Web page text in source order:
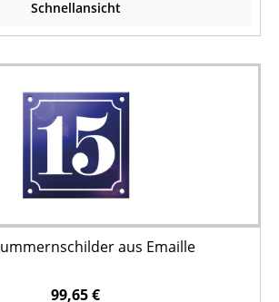
Schnellansicht
aus Emaille
99,65 €